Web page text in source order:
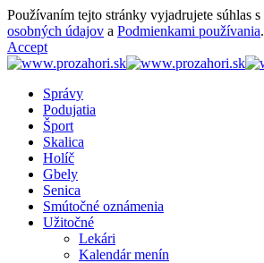
Používaním tejto stránky vyjadrujete súhlas s
osobných údajov a Podmienkami používania.
Accept
Správy
Podujatia
Šport
Skalica
Holíč
Gbely
Senica
Smútočné oznámenia
Užitočné
Lekári
Kalendár menín